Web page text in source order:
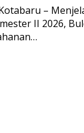
–
II 2026,